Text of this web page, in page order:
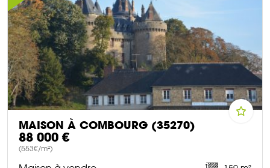
MAISON À COMBOURG (35270)
88 000 €
(553€/m²)